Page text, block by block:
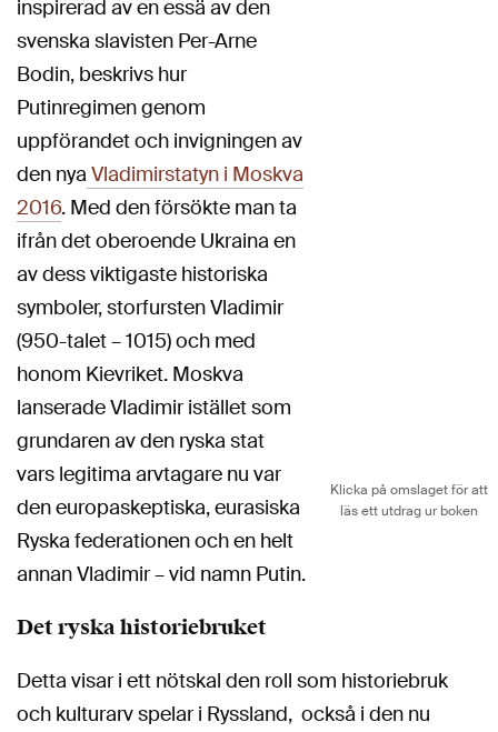
Klicka på omslaget för att
läs ett utdrag ur boken
inspirerad av en essä av den
svenska slavisten Per-Arne
Bodin, beskrivs hur
Putinregimen genom
uppförandet och invigningen av
den nya Vladimirstatyn i Moskva
2016. Med den försökte man ta
ifrån det oberoende Ukraina en
av dess viktigaste historiska
symboler, storfursten Vladimir
(950-talet – 1015) och med
honom Kievriket. Moskva
lanserade Vladimir istället som
grundaren av den ryska stat
vars legitima arvtagare nu var
den europaskeptiska, eurasiska
Ryska federationen och en helt
annan Vladimir – vid namn Putin.
Det ryska historiebruket
Detta visar i ett nötskal den roll som historiebruk
och kulturarv spelar i Ryssland, också i den nu